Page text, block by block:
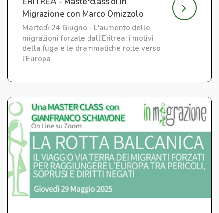
Migrazione con Marco Omizzolo
Martedì 24 Giugno - L'aumento delle
migrazioni forzate dall'Eritrea: i motivi
della fuga e le drammatiche rotte verso
l'Europa